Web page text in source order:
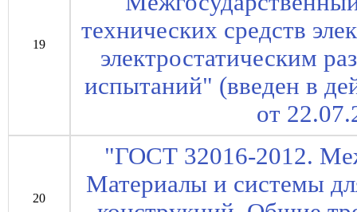
19
технических средств
электростатическим
испытаний" (введен в
от
20
"ГОСТ 32016-2012.
Материалы и системы